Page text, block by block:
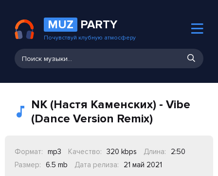
MUZ PARTY
Почувствуй клубную атмосферу
NK (Настя Каменских) - Vibe
(Dance Version Remix)
Формат: mp3 Качество: 320 kbps Длина:
2:50
Размер:
6.5 mb Дата релиза: 21 май 2021